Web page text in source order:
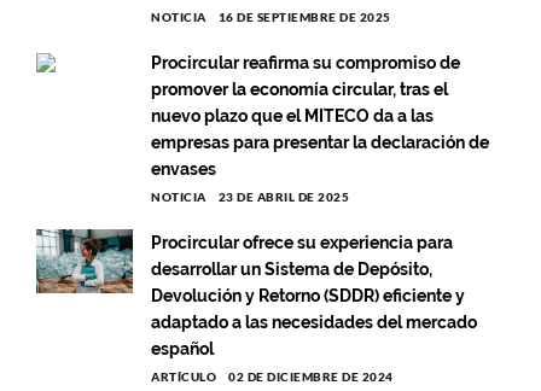
NOTICIA 16 DE SEPTIEMBRE DE 2025
Procircular reafirma su compromiso de
promover la economía circular, tras el
nuevo plazo que el MITECO da a las
empresas para presentar la declaración de
envases
NOTICIA 23 DE ABRIL DE 2025
Procircular ofrece su experiencia para
desarrollar un Sistema de Depósito,
Devolución y Retorno (SDDR) eficiente y
adaptado a las necesidades del mercado
español
ARTÍCULO 02 DE DICIEMBRE DE 2024